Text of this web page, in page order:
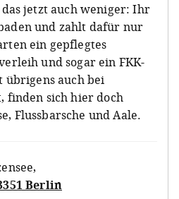
jetzt auch weniger: Ihr
und zahlt dafür nur
ein gepflegtes
und sogar ein FKK-
übrigens auch bei
finden sich hier doch
Flussbarsche und Aale.
,
Berlin